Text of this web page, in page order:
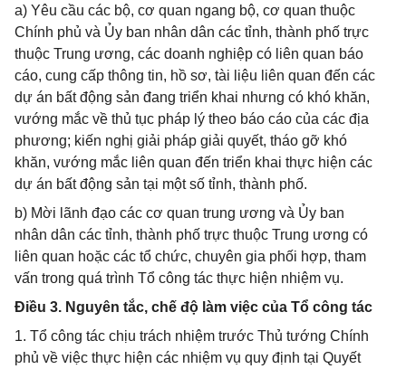
a) Yêu cầu các bộ, cơ quan ngang bộ, cơ quan thuộc
Chính phủ và Ủy ban nhân dân các tỉnh, thành phố trực
thuộc Trung ương, các doanh nghiệp có liên quan báo
cáo, cung cấp thông tin, hồ sơ, tài liệu liên quan đến các
dự án bất động sản đang triển khai nhưng có khó khăn,
vướng mắc về thủ tục pháp lý theo báo cáo của các địa
phương; kiến nghị giải pháp giải quyết, tháo gỡ khó
khăn, vướng mắc liên quan đến triển khai thực hiện các
dự án bất động sản tại một số tỉnh, thành phố.
b) Mời lãnh đạo các cơ quan trung ương và Ủy ban
nhân dân các tỉnh, thành phố trực thuộc Trung ương có
liên quan hoặc các tổ chức, chuyên gia phối hợp, tham
vấn trong quá trình Tổ công tác thực hiện nhiệm vụ.
Điều 3. Nguyên tắc, chế độ làm việc của Tổ công tác
1. Tổ công tác chịu trách nhiệm trước Thủ tướng Chính
phủ về việc thực hiện các nhiệm vụ quy định tại Quyết